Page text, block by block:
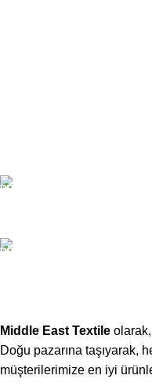
Middle East Textile
Doğu pazarına taşıyarak,
müşterilerimize en iyi